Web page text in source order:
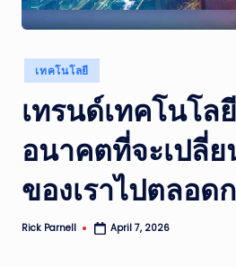
รุ
าว
ล
ะ
เห
Posted
in
เทคโนโลยี
เทรนด์เทคโนโล
อนาคตที่จะเปลี่
ของเราไปตลอด
Posted
Rick Parnell April 7, 2026